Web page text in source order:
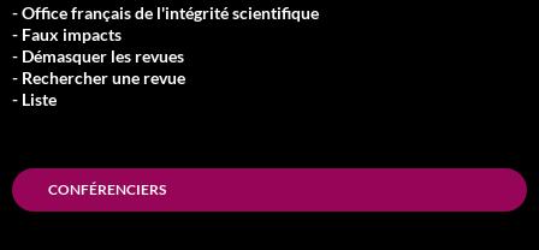
- Office français de l'intégrité scientifique
- Faux impacts
- Démasquer les revues
- Rechercher une revue
- Liste
CONFÉRENCIERS